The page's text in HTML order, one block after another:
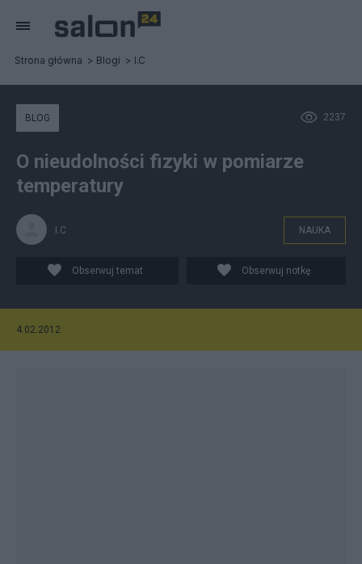
Strona główna Blogi I.C
2237
BLOG
O nieudolności fizyki w pomiarze
temperatury
I.C NAUKA
Obserwuj temat Obserwuj notkę
4.02.2012